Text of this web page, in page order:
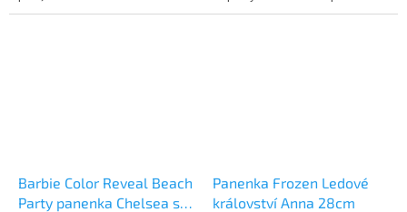
hraní. 🌊 Více produktů s
magie a objevování. 🎉 Více
Barbie Color Reveal Beach
Party panenka Chelsea s
Panenka Frozen Ledové
království Anna 28cm